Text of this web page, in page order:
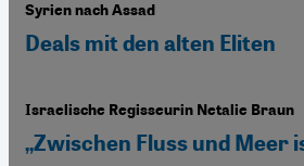
Syrien nach Assad
Deals mit den alten Eliten
Israelische Regisseurin Netalie Braun
„Zwischen Fluss und Meer